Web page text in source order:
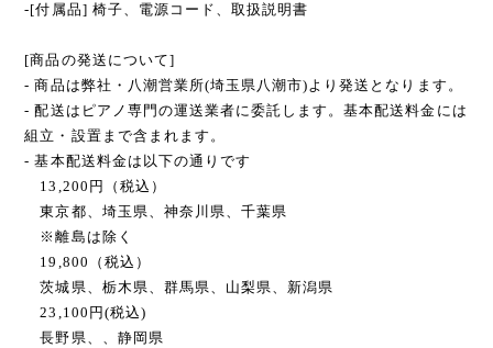
-[付属品] 椅子、電源コード、取扱説明書
[商品の発送について]
- 商品は弊社・八潮営業所(埼玉県八潮市)より発送となります。
- 配送はピアノ専門の運送業者に委託します。基本配送料金には
組立・設置まで含まれます。
- 基本配送料金は以下の通りです
13,200円（税込）
東京都、埼玉県、神奈川県、千葉県
※離島は除く
19,800（税込）
茨城県、栃木県、群馬県、山梨県、新潟県
23,100円(税込)
長野県、、静岡県